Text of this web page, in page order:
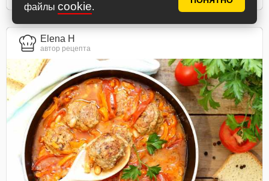
файлы cookie.
Elena H
автор рецепта